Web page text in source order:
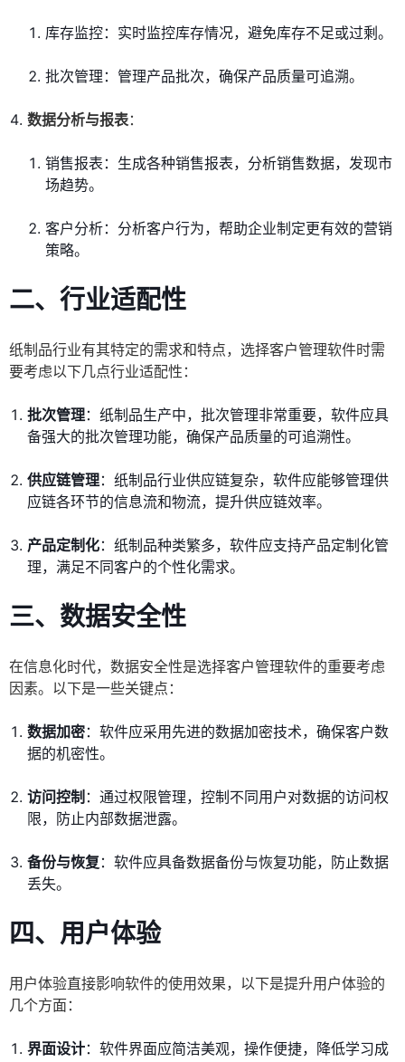
库存监控：实时监控库存情况，避免库存不足或过剩。
批次管理：管理产品批次，确保产品质量可追溯。
数据分析与报表：
销售报表：生成各种销售报表，分析销售数据，发现市
场趋势。
客户分析：分析客户行为，帮助企业制定更有效的营销
策略。
二、行业适配性
纸制品行业有其特定的需求和特点，选择客户管理软件时需
要考虑以下几点行业适配性：
批次管理：纸制品生产中，批次管理非常重要，软件应具
备强大的批次管理功能，确保产品质量的可追溯性。
供应链管理：纸制品行业供应链复杂，软件应能够管理供
应链各环节的信息流和物流，提升供应链效率。
产品定制化：纸制品种类繁多，软件应支持产品定制化管
理，满足不同客户的个性化需求。
三、数据安全性
在信息化时代，数据安全性是选择客户管理软件的重要考虑
因素。以下是一些关键点：
数据加密：软件应采用先进的数据加密技术，确保客户数
据的机密性。
访问控制 ：通过权限管理，控制不同用户对数据的访问权
限，防止内部数据泄露。
备份与恢复 ：软件应具备数据备份与恢复功能，防止数据
丢失。
四、用户体验
用户体验直接影响软件的使用效果，以下是提升用户体验的
几个方面：
界面设计：软件界面应简洁美观，操作便捷，降低学习成